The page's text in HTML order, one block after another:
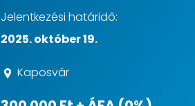
Jelentkezési határidő:
2025. október 19.
Kaposvár